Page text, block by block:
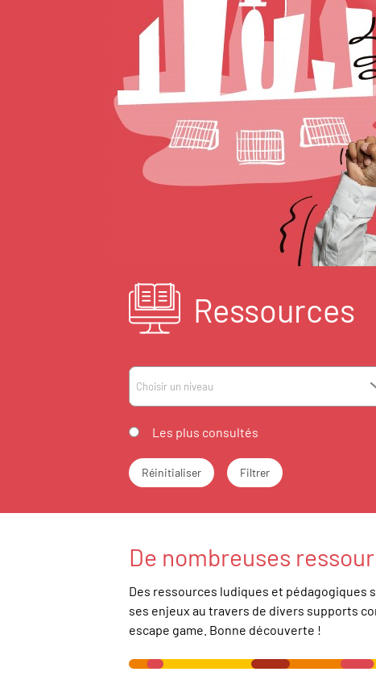
Ressources
Choisir un niveau
Les plus consultés
Réinitialiser Filtrer
De nombreuses
Des ressources ludiques et
ses enjeux au travers de divers supports
escape game . Bonne découverte !